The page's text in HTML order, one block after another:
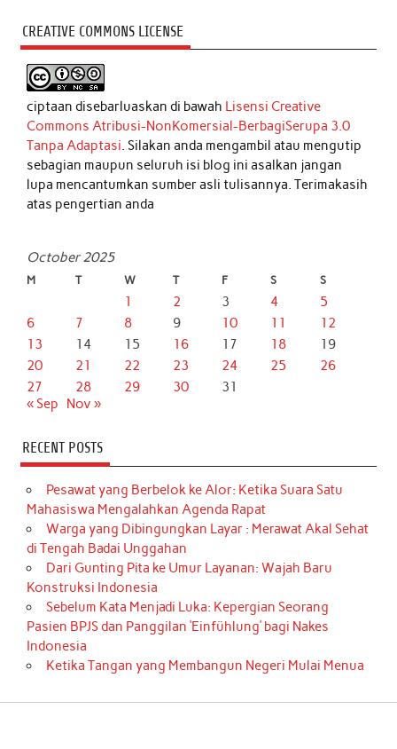
CREATIVE COMMONS LICENSE
ciptaan disebarluaskan di bawah Lisensi Creative
Commons Atribusi-NonKomersial-BerbagiSerupa 3.0
Tanpa Adaptasi . Silakan anda mengambil atau mengutip
sebagian maupun seluruh isi blog ini asalkan jangan
lupa mencantumkan sumber asli tulisannya. Terimakasih
atas pengertian anda
October 2025
M T W T F S S
1 2 3 4
5
6
7 8 9 10 11
12
13
14 15 16 17 18
19
20
21 22 23 24 25
26
27
28 29 30
31
« Sep
Nov »
RECENT POSTS
Pesawat yang Berbelok ke Alor: Ketika Suara Satu
Mahasiswa Mengalahkan Agenda Rapat
Warga yang Dibingungkan Layar : Merawat Akal Sehat
di Tengah Badai Unggahan
Dari Gunting Pita ke Umur Layanan: Wajah Baru
Konstruksi Indonesia
Sebelum Kata Menjadi Luka: Kepergian Seorang
Pasien BPJS dan Panggilan ‘Einfühlung’ bagi Nakes
Indonesia
Ketika Tangan yang Membangun Negeri Mulai Menua